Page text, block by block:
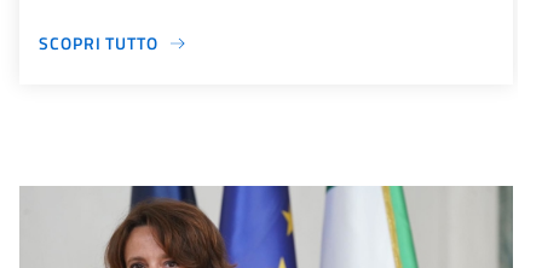
SCOPRI TUTTO